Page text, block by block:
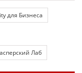
для Бизнеса
Лаб